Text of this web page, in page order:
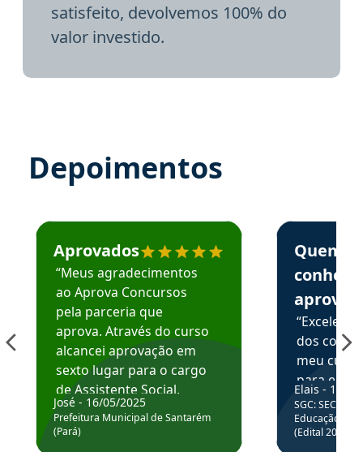
satisfeito, devolvemos 100% do
valor investido.
Depoimentos
Estudante José recomenda o Aprova Concursos em
Aprovados
“Meus agradecimentos
ao Aprova Concursos
pela parceria que
aprova. Através do curso
alcancei aprovação em
sexto lugar para o cargo
de Assistente Social.
Hoje estou atuando na
Prefeitura de Santarém.
José - 16/05/2025
Prefeitura Municipal de Santarém
(Pará)
Estudante
Quem
aprova
dos
meu
para
colocar
através
de
Elais - 15/
SGC: SEC BA
Educação
(Edital